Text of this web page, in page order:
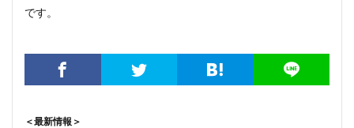
です。
＜最新情報＞